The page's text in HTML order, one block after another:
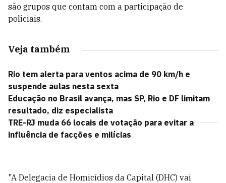
são grupos que contam com a participação de
policiais.
Veja também
Rio tem alerta para ventos acima de 90 km/h e
suspende aulas nesta sexta
Educação no Brasil avança, mas SP, Rio e DF limitam
resultado, diz especialista
TRE-RJ muda 66 locais de votação para evitar a
influência de facções e milícias
"A Delegacia de Homicídios da Capital (DHC) vai